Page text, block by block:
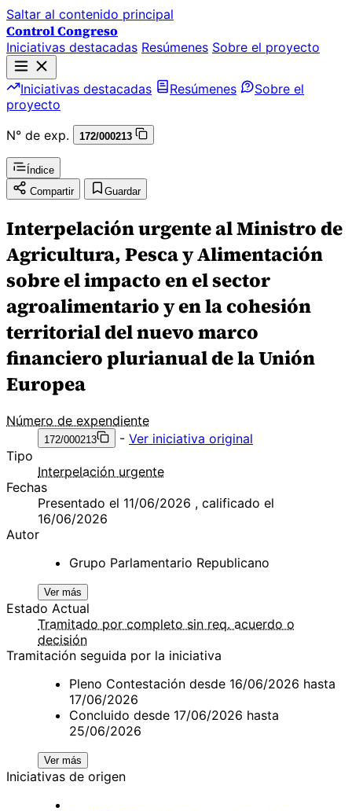
Saltar al contenido principal
Control Congreso
Iniciativas destacadas Resúmenes Sobre el proyecto
Iniciativas destacadas Resúmenes
Sobre el
proyecto
N° de exp.
172/000213
Índice
Compartir
Guardar
Interpelación urgente al Ministro de
Agricultura, Pesca y Alimentación
sobre el impacto en el sector
agroalimentario y en la cohesión
territorial del nuevo marco
financiero plurianual de la Unión
Europea
Número de expendiente
172/000213 - Ver iniciativa original
Tipo
Interpelación urgente
Fechas
Presentado el 11/06/2026 , calificado el
16/06/2026
Autor
Grupo Parlamentario Republicano
Ver más
Estado Actual
Tramitado por completo sin req. acuerdo o
decisión
Tramitación seguida por la iniciativa
Pleno Contestación desde 16/06/2026 hasta
17/06/2026
Concluido desde 17/06/2026 hasta
25/06/2026
Ver más
Iniciativas de origen